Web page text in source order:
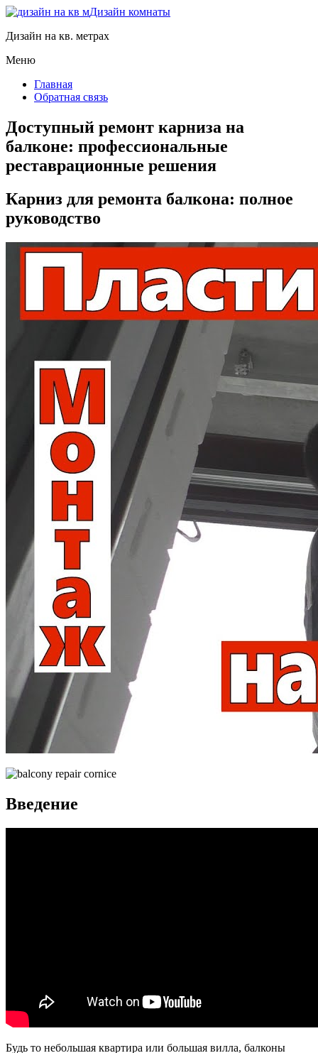
Дизайн комнаты
Дизайн на кв. метрах
Меню
Главная
Обратная связь
Доступный ремонт карниза на
балконе: профессиональные
реставрационные решения
Карниз для ремонта балкона: полное
руководство
Введение
Будь то небольшая квартира или большая вилла, балконы